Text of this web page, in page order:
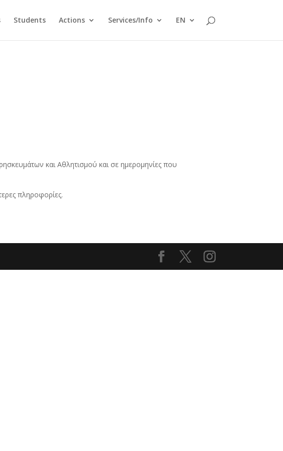
Students Actions Services/Info EN
και Αθλητισμού και σε ημερομηνίες που
πληροφορίες.